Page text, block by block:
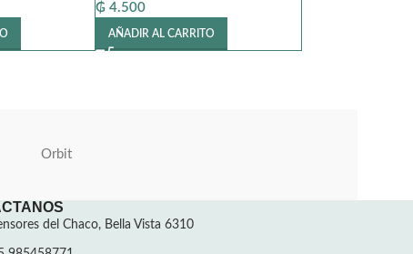
₲4.500
AÑADIR AL CARRITO
Orbit
del Chaco, Bella Vista 6310